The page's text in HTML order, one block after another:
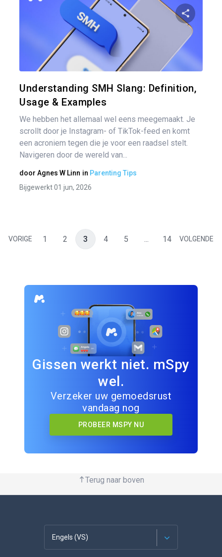
Understanding SMH Slang: Definition,
Usage & Examples
We hebben het allemaal wel eens meegemaakt. Je
scrollt door je Instagram- of TikTok-feed en komt
een acroniem tegen die je voor een raadsel stelt.
Navigeren door de wereld van...
door Agnes W Linn in Parenting Tips
Bijgewerkt 01 jun, 2026
VORIGE 1 2 3 4 5 ... 14 VOLGENDE
Gissen werkt niet. mSpy
wel.
Verzeker uw gemoedsrust
vandaag nog
PROBEER MSPY NU
Terug naar boven
Engels (VS)